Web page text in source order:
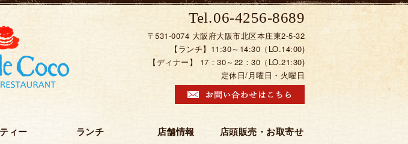
06-4256-8689
〒531-0074 大阪府大阪市北区本庄東2-5-32
【ランチ】11:30～14:30（LO.14:00)
【ディナー】 17：30～22：30（LO.21:30)
定休日/月曜日・火曜日
ィー ランチ 店舗情報 店頭販売・お取寄せ